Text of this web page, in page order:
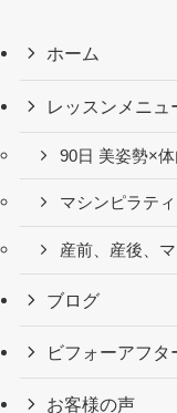
ホーム
レッスンメニュ
90日 美姿勢×
マシンピラテ
産前、産後、
ブログ
ビフォーアフタ
お客様の声